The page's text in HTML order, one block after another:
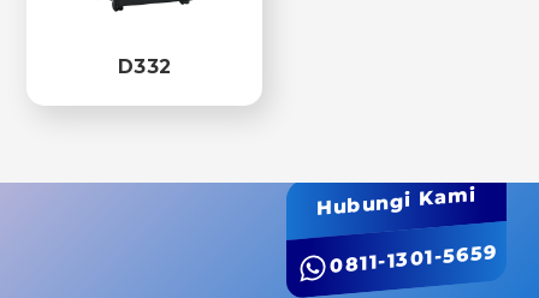
D332
Hubungi Kami
0811-1301-5659